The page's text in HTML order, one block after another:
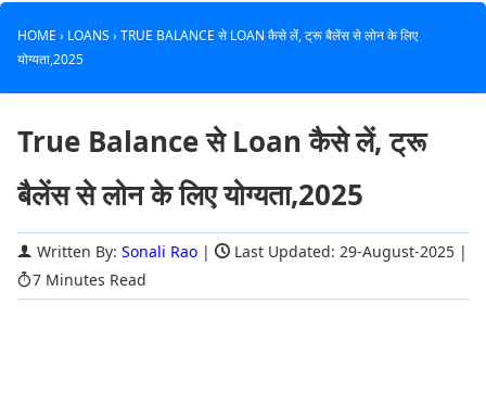
HOME › LOANS › TRUE BALANCE से LOAN कैसे लें, ट्रू बैलेंस से लोन के लिए
योग्यता,2025
True Balance से Loan कैसे लें, ट्रू
बैलेंस से लोन के लिए योग्यता,2025
Written By: Sonali Rao | Last Updated: 29-August-2025 |
7 Minutes Read